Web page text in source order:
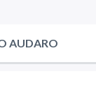
AUDARO